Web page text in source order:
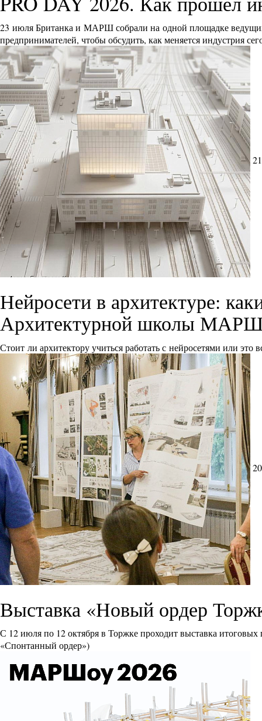
23 июля Британка и МАРШ собрали на одной площадке
предпринимателей, чтобы обсудить, как меняется индустрия
Нейросети в архитектуре:
Архитектурной школы
Стоит ли архитектору учиться работать с нейросетями или это
Выставка «Новый ордер
С 12 июля по 12 октября в Торжке проходит выставка
«Спонтанный ордер»)